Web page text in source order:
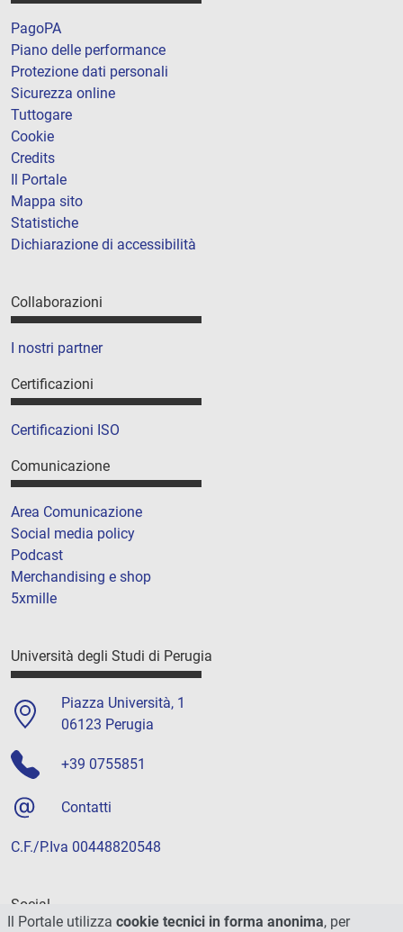
PagoPA
Piano delle performance
Protezione dati personali
Sicurezza online
Tuttogare
Cookie
Credits
Il Portale
Mappa sito
Statistiche
Dichiarazione di accessibilità
Collaborazioni
I nostri partner
Certificazioni
Certificazioni ISO
Comunicazione
Area Comunicazione
Social media policy
Podcast
Merchandising e shop
5xmille
Università degli Studi di Perugia
Piazza Università, 1
06123 Perugia
+39 0755851
Contatti
C.F./P.Iva 00448820548
Social
Il Portale utilizza cookie tecnici in forma anonima, per